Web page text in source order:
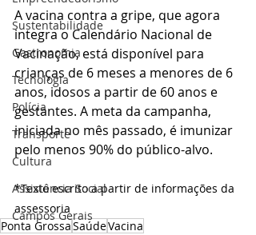
Sustentabilidade
Gastronomia
Tecnologia
Polícia
Transporte
Cultura
Assistência Social
Campos Gerais
A vacina contra a gripe, que agora
integra o Calendário Nacional de
Vacinação, está disponível para
crianças de 6 meses a menores de 6
anos, idosos a partir de 60 anos e
gestantes. A meta da campanha,
iniciada no mês passado, é imunizar
pelo menos 90% do público-alvo.
*Texto escrito a partir de informações da
assessoria
Ponta GrossaSaúdeVacina